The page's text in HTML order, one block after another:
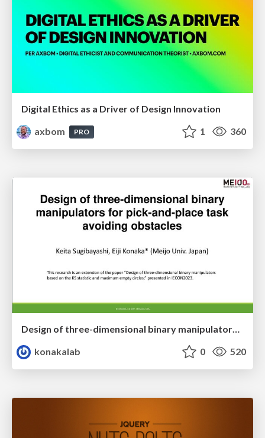
Digital Ethics as a Driver of Design Innovation
axbom
PRO 1 360
Design of three-dimensional binary manipulators for pick-and-place task avoiding obstacles (IECON2024)
konakalab
0 520